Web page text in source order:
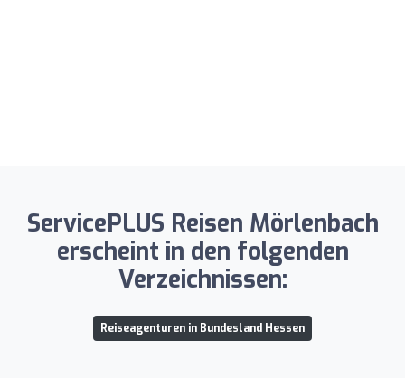
ServicePLUS Reisen Mörlenbach
erscheint in den folgenden
Verzeichnissen:
Reiseagenturen in Bundesland Hessen